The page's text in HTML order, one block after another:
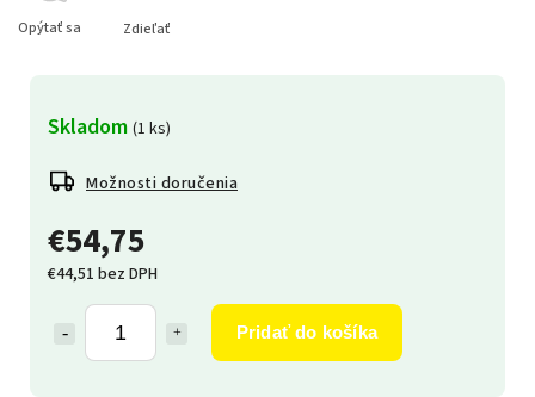
€54,75
€44,51 bez DPH
Pridať do košíka
Skladom (1 ks)
Možnosti doručenia
Opýtať sa Zdieľať